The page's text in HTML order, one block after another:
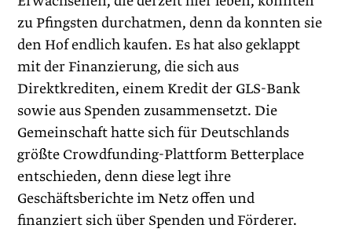
zu Pfingsten durchatmen, denn da konnten sie
den Hof endlich kaufen. Es hat also geklappt
mit der ­Finanzierung, die sich aus
Direktkrediten, einem Kredit der GLS-Bank
sowie aus Spenden zusammensetzt. Die
Gemeinschaft hatte sich für Deutschlands
größte Crowdfunding-Plattform Betterplace
entschieden, denn diese legt ihre
Geschäftsberichte im Netz offen und
finanziert sich über Spenden und Förderer.